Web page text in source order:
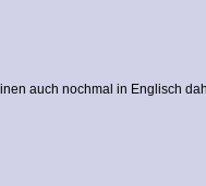
auch nochmal in Englisch